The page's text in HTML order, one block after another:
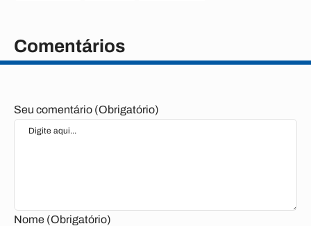
Comentários
Seu comentário (Obrigatório)
Nome (Obrigatório)